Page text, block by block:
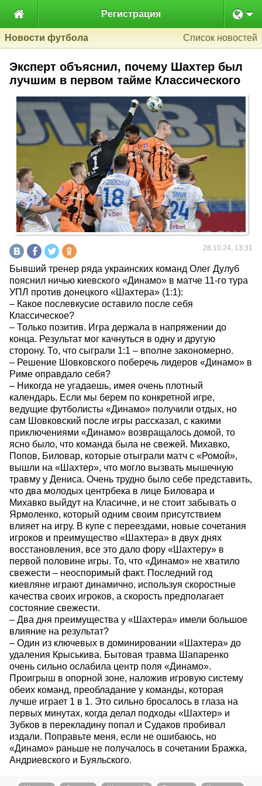
 Регистрация
Новости футбола Список новостей
Эксперт объяснил, почему Шахтер был
лучшим в первом тайме Классического
28.10.24, 13:31
Бывший тренер ряда украинских команд Олег Дулуб
пояснил ничью киевского «Динамо» в матче 11-го тура
УПЛ против донецкого «Шахтера» (1:1):
– Какое послевкусие оставило после себя
Классическое?
– Только позитив. Игра держала в напряжении до
конца. Результат мог качнуться в одну и другую
сторону. То, что сыграли 1:1 – вполне закономерно.
– Решение Шовковского поберечь лидеров «Динамо» в
Риме оправдало себя?
– Никогда не угадаешь, имея очень плотный
календарь. Если мы берем по конкретной игре,
ведущие футболисты «Динамо» получили отдых, но
сам Шовковский после игры рассказал, с какими
приключениями «Динамо» возвращалось домой, то
ясно было, что команда была не свежей. Михавко,
Попов, Биловар, которые отыграли матч с «Ромой»,
вышли на «Шахтер», что могло вызвать мышечную
травму у Дениса. Очень трудно было себе представить,
что два молодых центрбека в лице Биловара и
Михавко выйдут на Класичне, и не стоит забывать о
Ярмоленко, который одним своим присутствием
влияет на игру. В купе с переездами, новые сочетания
игроков и преимущество «Шахтера» в двух днях
восстановления, все это дало фору «Шахтеру» в
первой половине игры. То, что «Динамо» не хватило
свежести – неоспоримый факт. Последний год
киевляне играют динамично, используя скоростные
качества своих игроков, а скорость предполагает
состояние свежести.
– Два дня преимущества у «Шахтера» имели большое
влияние на результат?
– Один из ключевых в доминировании «Шахтера» до
удаления Крыськива. Бытовая травма Шапаренко
очень сильно ослабила центр поля «Динамо».
Проигрыш в опорной зоне, наложив игровую систему
обеих команд, преобладание у команды, которая
лучше играет 1 в 1. Это сильно бросалось в глаза на
первых минутах, когда делал подходы «Шахтер» и
Зубков в перекладину попал и Судаков пробивал
издали. Поправьте меня, если не ошибаюсь, но
«Динамо» раньше не получалось в сочетании Бражка,
Андриевского и Буяльского.